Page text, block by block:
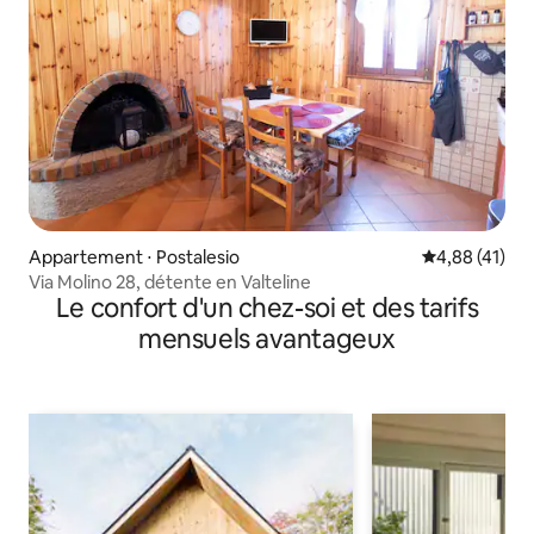
Appartement ⋅ Postalesio Évaluation
4,88 (41)
Via Molino 28, détente en Valteline
Le confort d'un chez-soi et des tarifs
mensuels avantageux